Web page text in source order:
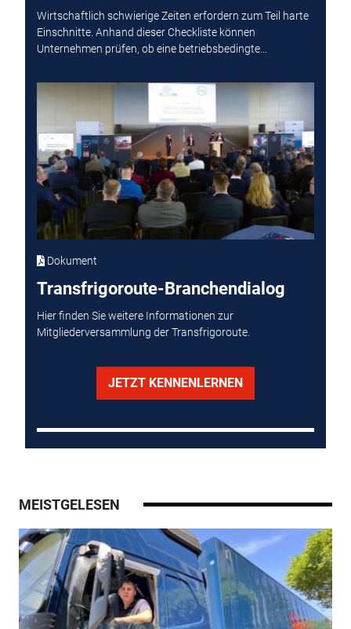
Wirtschaftlich schwierige Zeiten erfordern zum Teil harte
Einschnitte. Anhand dieser Checkliste können
Unternehmen prüfen, ob eine betriebsbedingte...
Dokument
Transfrigoroute-Branchendialog
Hier finden Sie weitere Informationen zur
Mitgliederversammlung der Transfrigoroute.
JETZT KENNENLERNEN
MEISTGELESEN